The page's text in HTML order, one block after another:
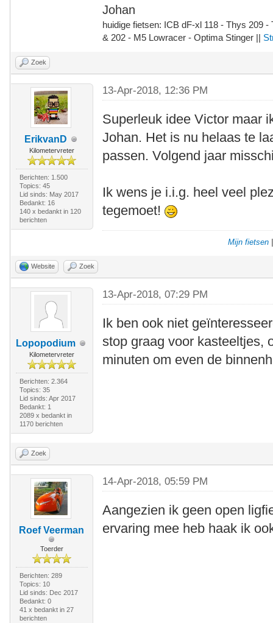
Johan
huidige fietsen: ICB dF-xl 118 - Thys 209
& 202 - M5 Lowracer - Optima Stinger ||
Zoek
ErikvanD
Kilometervreter
Berichten: 1.500
Topics: 45
Lid sinds: May 2017
Bedankt: 16
140 x bedankt in 120
berichten
13-Apr-2018, 12:36 PM
Superleuk idee Victor maar
Johan. Het is nu helaas te
passen. Volgend jaar
Ik wens je i.i.g. heel veel
tegemoet!
Mijn fietsen
Website Zoek
Lopopodium
Kilometervreter
Berichten: 2.364
Topics: 35
Lid sinds: Apr 2017
Bedankt: 1
2089 x bedankt in
1170 berichten
13-Apr-2018, 07:29 PM
Ik ben ook niet
stop graag voor kasteeltjes,
minuten om even de
Zoek
Roef Veerman
Toerder
Berichten: 289
Topics: 10
Lid sinds: Dec 2017
Bedankt: 0
41 x bedankt in 27
berichten
14-Apr-2018, 05:59 PM
Aangezien ik geen open
ervaring mee heb haak ik